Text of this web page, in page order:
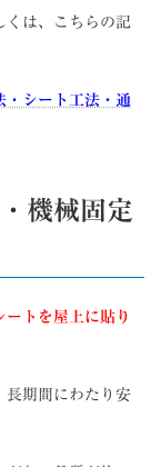
くは、こちらの記
・シート工法・通
機械固定
トを屋上に貼り
長期間にわたり安